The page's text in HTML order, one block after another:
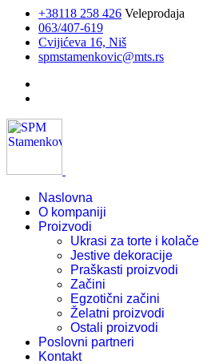
+38118 258 426 Veleprodaja
063/407-619
Cvijićeva 16, Niš
spmstamenkovic@mts.rs
Naslovna
O kompaniji
Proizvodi
Ukrasi za torte i kolače
Jestive dekoracije
Praškasti proizvodi
Začini
Egzotični začini
Želatni proizvodi
Ostali proizvodi
Poslovni partneri
Kontakt